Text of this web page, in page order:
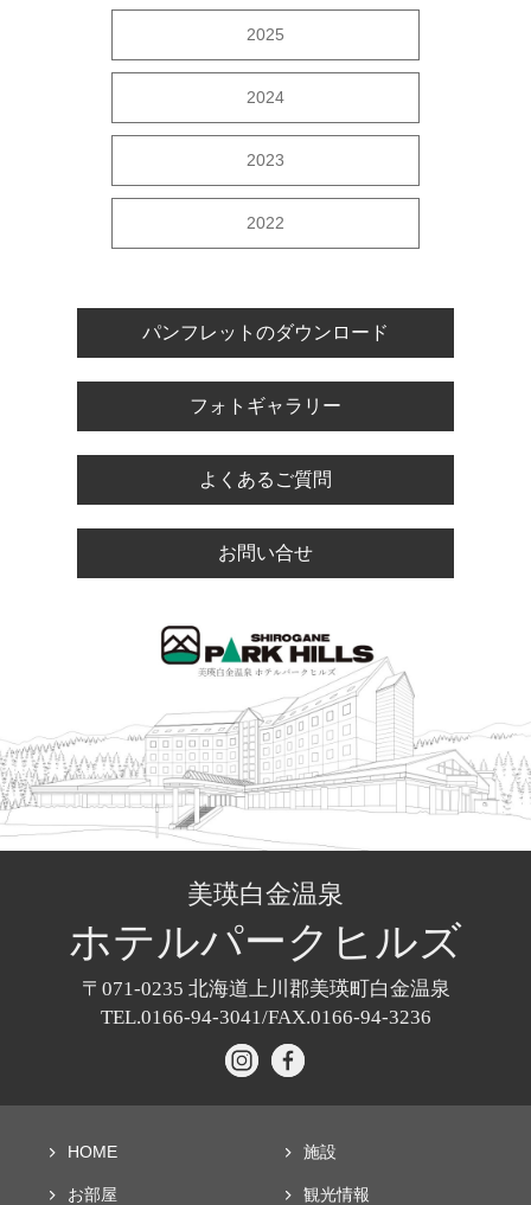
2025
2024
2023
2022
パンフレットのダウンロード
フォトギャラリー
よくあるご質問
お問い合せ
美瑛白金温泉
ホテルパークヒルズ
〒071-0235 北海道上川郡美瑛町白金温泉
TEL.0166-94-3041/FAX.0166-94-3236
HOME
お部屋
施設
観光情報